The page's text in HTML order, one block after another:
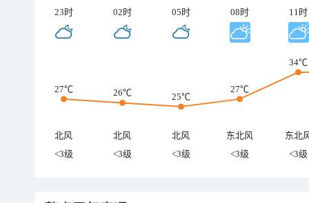
23时 02时 05时 08时 11时
27℃ 26℃ 25℃
27℃
34℃
北风 北风 北风 东北风
东北
<3级
<3级 <3级 <3级 <3级